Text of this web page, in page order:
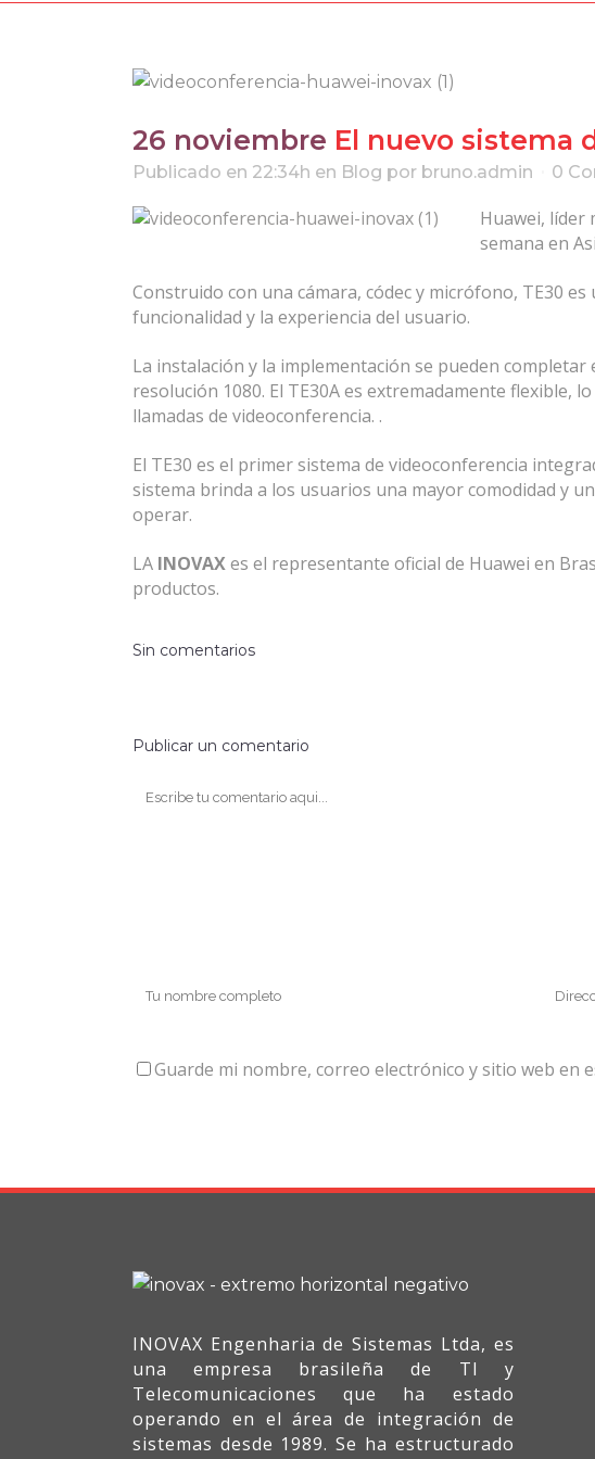
26 noviembre El nuevo sistema
Publicado en 22:34h en Blog por bruno.admin 0
Huawei, líder
semana en
Construido con una cámara, códec y micrófono, TE30
funcionalidad y la experiencia del usuario.
La instalación y la implementación se pueden
resolución 1080. El TE30A es extremadamente flexible,
llamadas de videoconferencia. .
El TE30 es el primer sistema de videoconferencia
sistema brinda a los usuarios una mayor comodidad y
operar.
LA INOVAXes el representante oficial de Huawei en
productos.
Sin comentarios
Publicar un comentario
Guarde mi nombre, correo electrónico y sitio web en
INOVAX Engenharia de Sistemas Ltda, es
una empresa brasileña de TI y
Telecomunicaciones que ha estado
operando en el área de integración de
sistemas desde 1989. Se ha estructurado